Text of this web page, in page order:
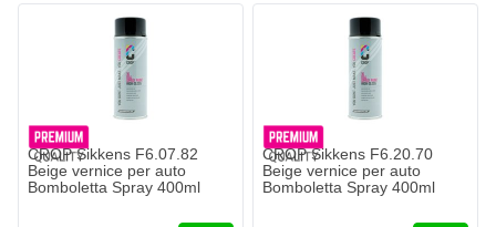
CROP Sikkens F6.07.82
Beige vernice per auto
Bomboletta Spray 400ml
CROP Sikkens F6.20.70
Beige vernice per auto
Bomboletta Spray 400ml